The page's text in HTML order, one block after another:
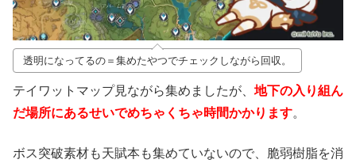
透明になってるの＝集めたやつでチェックしながら回収。
テイワットマップ見ながら集めましたが、 地下の入り組ん
だ場所にあるせいでめちゃくちゃ時間かかります。
ボス突破素材も天賦本も集めていないので、脆弱樹脂を消